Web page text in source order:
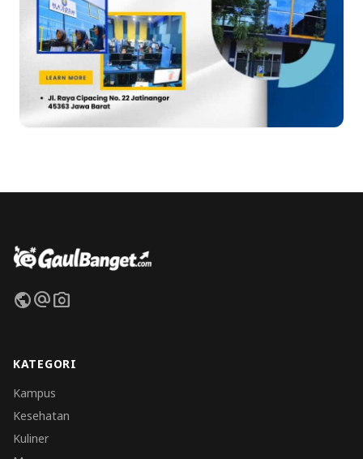
publicalternate_emailphoto_camera
KATEGORI
Kampus
Kesehatan
Kuliner